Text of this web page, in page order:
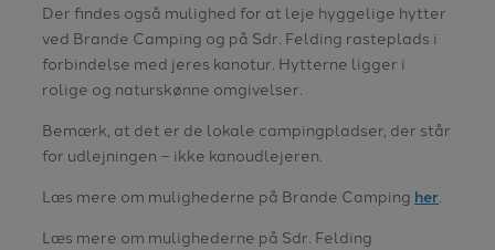
Der findes også mulighed for at leje hyggelige hytter
ved Brande Camping og på Sdr. Felding rasteplads i
forbindelse med jeres kanotur. Hytterne ligger i
rolige og naturskønne omgivelser.
Bemærk, at det er de lokale campingpladser, der står
for udlejningen – ikke kanoudlejeren.
Læs mere om mulighederne på Brande Camping her.
Læs mere om mulighederne på Sdr. Felding